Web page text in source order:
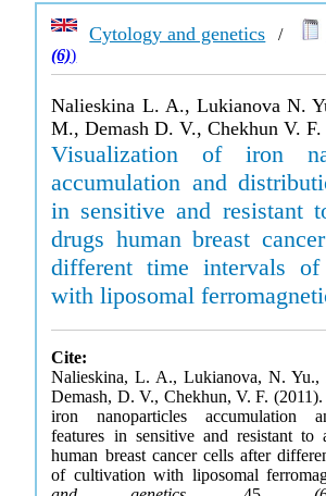
Cytology and genetics /
(6))
Nalieskina L. A., Lukianova N.
M., Demash D. V., Chekhun V. F.
Visualization of iron
accumulation and
in sensitive and resistant
drugs human breast
different time intervals
with liposomal
Cite:
Nalieskina, L. A., Lukianova, N.
Demash, D. V., Chekhun, V. F.
iron nanoparticles accumulation
features in sensitive and resistant to
human breast cancer cells after
of cultivation with liposomal